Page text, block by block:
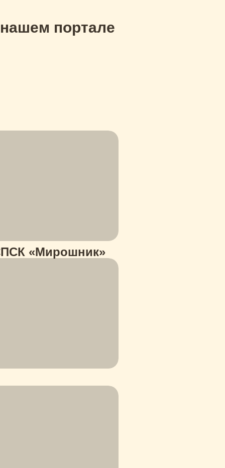
портале
«Мирошник»